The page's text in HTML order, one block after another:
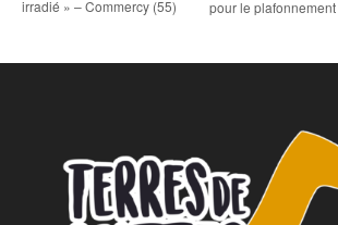
irradié » – Commercy (55)
pour le